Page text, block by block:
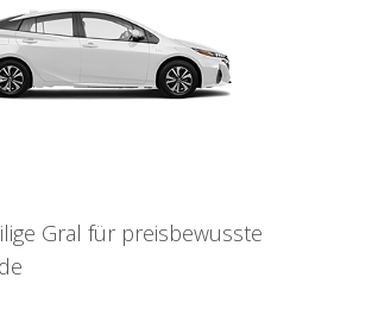
Gral für preisbewusste